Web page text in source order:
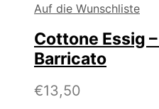
Auf die Wunschliste
Cottone Essig
Barricato
€13,50